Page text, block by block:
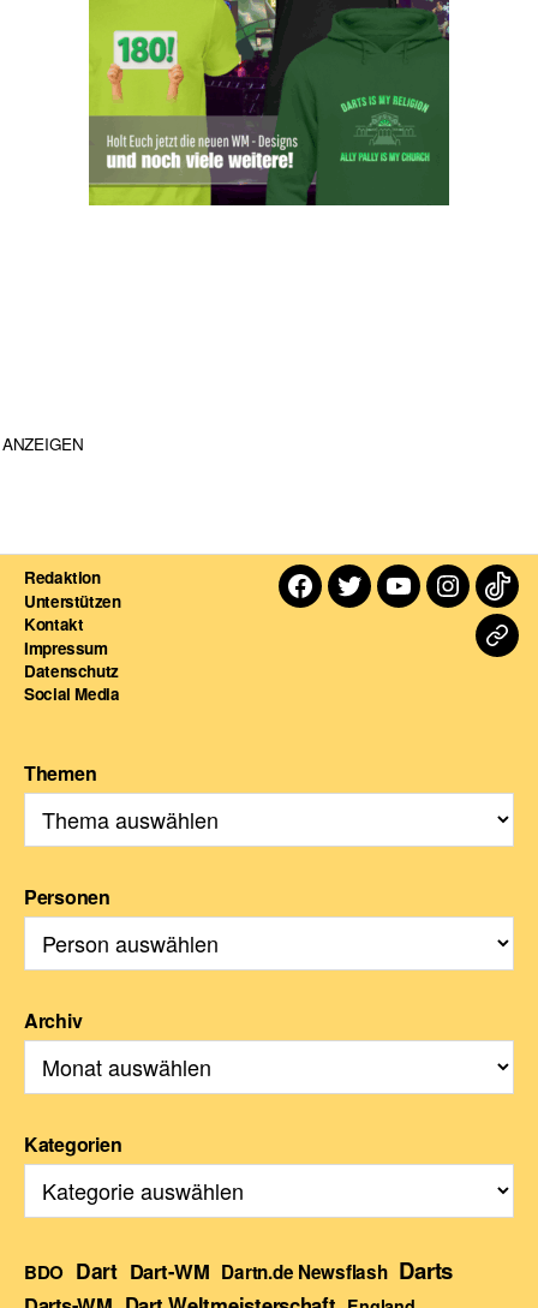
ANZEIGEN
Redaktion
Unterstützen
Kontakt
Impressum
Datenschutz
Social Media
Facebook
TwitterYoutube
Themen
Personen
Archiv
Kategorien
BDO Dart Dart-WM Dartn.de Newsflash Darts